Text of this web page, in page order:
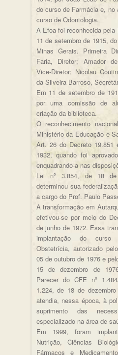
do curso de Farmácia e,
curso de Odontologia.
A Efoa foi reconhecida pela
11 de setembro de 1915,
Minas Gerais. Primeira
Faria, Diretor; Amador
Vice-Diretor; Nicolau
da Silveira Barroso,
Em 11 de setembro de
por uma comissão de
criação da biblioteca.
O reconhecimento
Ministério da Educação e
Art. 26 do Decreto
1932, quando foi
enquadrando-a nas
Lei nº 3.854, de 18 de
determinou sua
a cargo do Prof. Paulo
A transformação em
efetivou-se por meio do
de junho de 1972. Essa
implantação do
Obstetrícia, autorizado
05 de outubro de 1976 e
15 de dezembro de
Parecer do CFE nº
1.224, de 18 de
atendia, nessa época, à
suprimento das
especializado na área de
Em 1999, foram
Nutrição, Ciências
Fármacos e